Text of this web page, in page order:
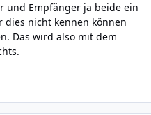
und Empfänger ja beide ein
dies nicht kennen können
Das wird also mit dem